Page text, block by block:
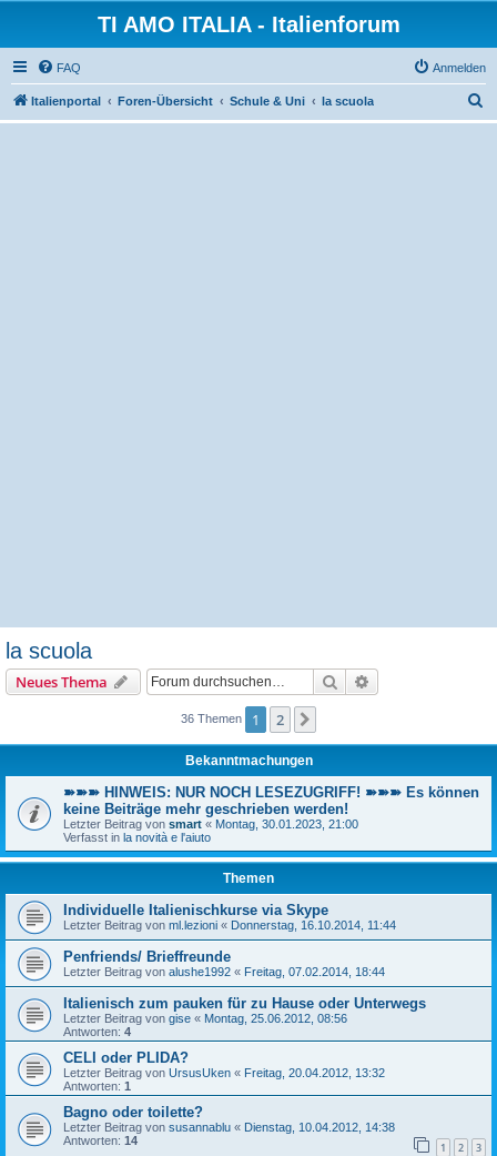
TI AMO ITALIA - Italienforum
FAQ Anmelden
Italienportal Foren-Übersicht Schule & Uni la scuola
u
la scuola
Neues Thema Suche
36 Themen 1 2
Bekanntmachungen
➽➽➽ HINWEIS: NUR NOCH LESEZUGRIFF! ➽➽➽ Es können
keine Beiträge mehr geschrieben werden!
Letzter Beitrag von smart « Montag, 30.01.2023, 21:00
Verfasst in la novità e l'aiuto
Themen
Individuelle Italienischkurse via Skype
Letzter Beitrag von ml.lezioni « Donnerstag, 16.10.2014, 11:44
Penfriends/ Brieffreunde
Letzter Beitrag von alushe1992 « Freitag, 07.02.2014, 18:44
Italienisch zum pauken für zu Hause oder Unterwegs
Letzter Beitrag von gise « Montag, 25.06.2012, 08:56
Antworten: 4
CELI oder PLIDA?
Letzter Beitrag von UrsusUken « Freitag, 20.04.2012, 13:32
Antworten: 1
Bagno oder toilette?
Letzter Beitrag von susannablu « Dienstag, 10.04.2012, 14:38
Antworten: 14 1 2 3